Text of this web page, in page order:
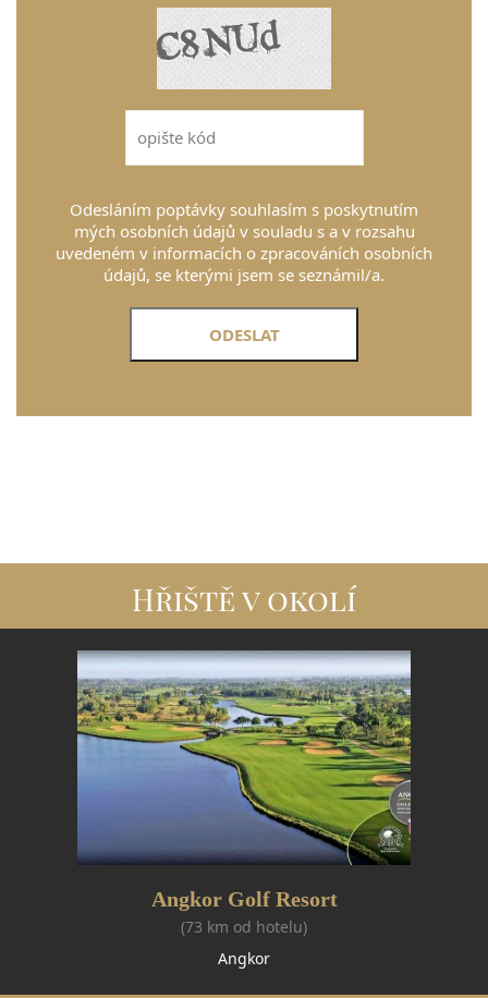
Odesláním poptávky souhlasím s poskytnutím
mých osobních údajů v souladu s a v rozsahu
uvedeném v informacích o zpracováních osobních
údajů, se kterými jsem se seznámil/a.
Hřiště v okolí
Angkor Golf Resort
(73 km od hotelu)
Angkor